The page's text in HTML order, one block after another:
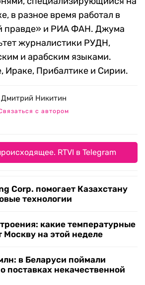
в разное время работал в
правде» и РИА ФАН. Джума
журналистики РУДН,
и арабским языками.
Ираке, Прибалтике и Сирии.
Дмитрий Никитин
с автором
RTVI в Telegram
Corp. помогает Казахстану
технологии
какие температурные
на этой неделе
в Беларуси поймали
поставках некачественной